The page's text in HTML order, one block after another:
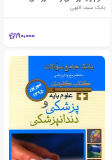
بابک سیف اللهی
190،000